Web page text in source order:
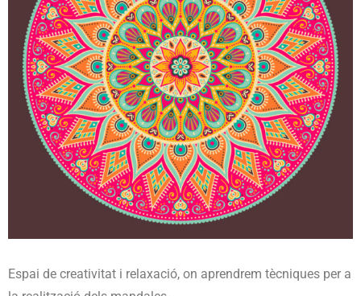
Espai de creativitat i relaxació, on aprendrem tècniques per a